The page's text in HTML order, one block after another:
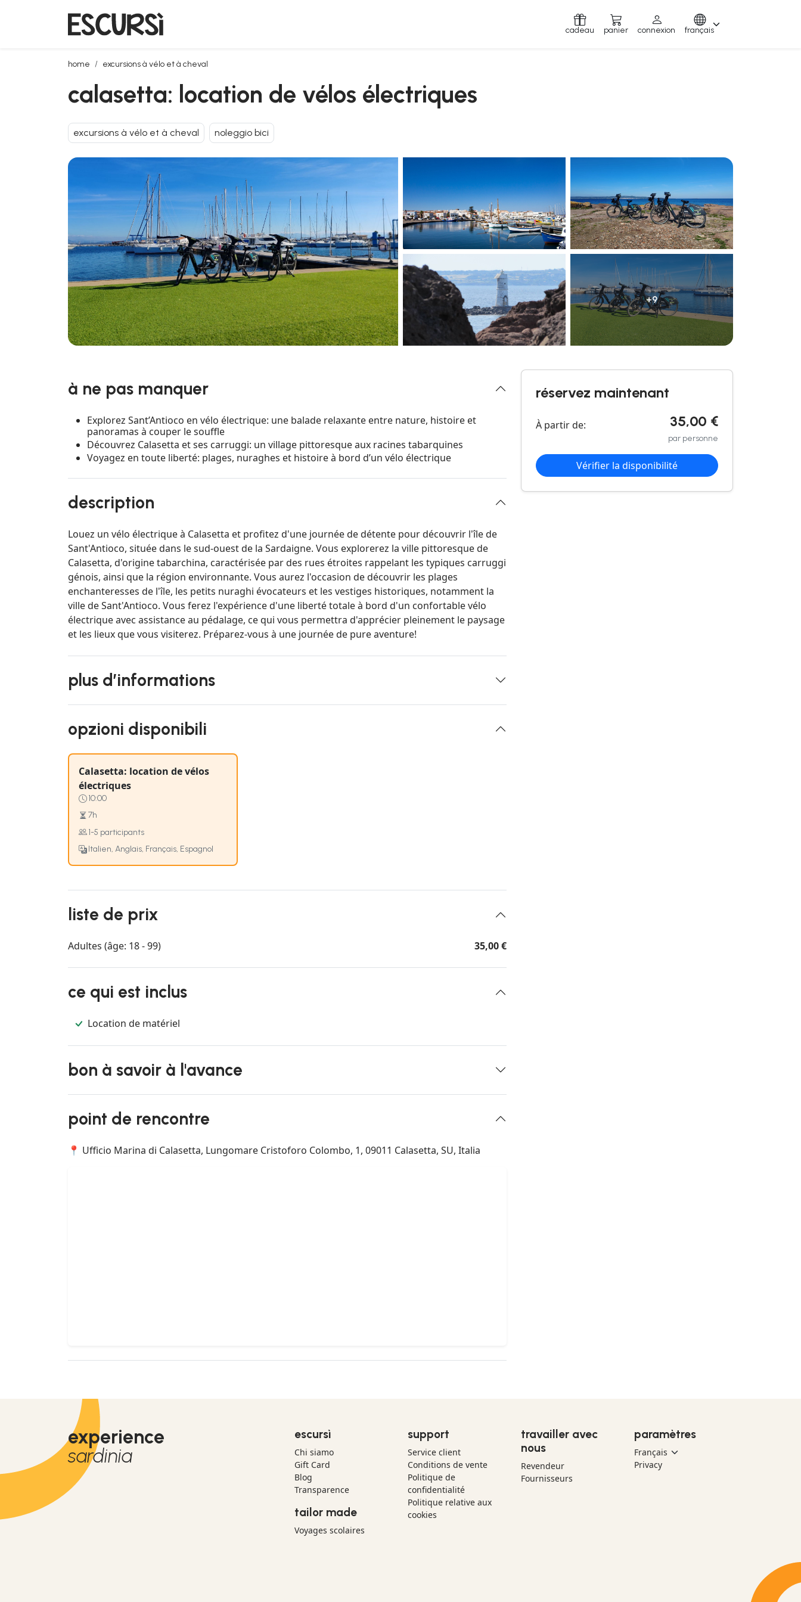
cadeau panier connexion français
home excursions à vélo et à cheval
calasetta: location de vélos électriques
calasetta: location de vélos électriques
excursions à vélo et à cheval noleggio bici
+9
à ne pas manquer
Explorez Sant’Antioco en vélo électrique: une balade relaxante entre nature, histoire et
panoramas à couper le souffle
Découvrez Calasetta et ses carruggi: un village pittoresque aux racines tabarquines
Voyagez en toute liberté: plages, nuraghes et histoire à bord d’un vélo électrique
description
Louez un vélo électrique à Calasetta et profitez d'une journée de détente pour découvrir l'île de
Sant'Antioco, située dans le sud-ouest de la Sardaigne. Vous explorerez la ville pittoresque de
Calasetta, d'origine tabarchina, caractérisée par des rues étroites rappelant les typiques carruggi
génois, ainsi que la région environnante. Vous aurez l'occasion de découvrir les plages
enchanteresses de l'île, les petits nuraghi évocateurs et les vestiges historiques, notamment la
ville de Sant'Antioco. Vous ferez l'expérience d'une liberté totale à bord d'un confortable vélo
électrique avec assistance au pédalage, ce qui vous permettra d'apprécier pleinement le paysage
et les lieux que vous visiterez. Préparez-vous à une journée de pure aventure!
plus d’informations
opzioni disponibili
Calasetta: location de vélos
électriques
10:00
7h
1-5 participants
Italien, Anglais, Français, Espagnol
liste de prix
Adultes (âge: 18 - 99) 35,00 €
ce qui est inclus
Location de matériel
bon à savoir à l'avance
point de rencontre
📍 Ufficio Marina di Calasetta, Lungomare Cristoforo Colombo, 1, 09011 Calasetta, SU, Italia
réservez maintenant
À partir de: 35,00 €
par personne
Vérifier la disponibilité
experience
sardinia
escursì
Chi siamo
Gift Card
Blog
Transparence
tailor made
Voyages scolaires
support
Service client
Conditions de vente
Politique de
confidentialité
Politique relative aux
cookies
travailler avec
nous
Revendeur
Fournisseurs
paramètres
Privacy